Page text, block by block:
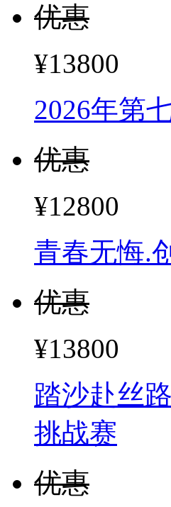
优惠
¥13800
2026年第
优惠
¥12800
青春无悔.
优惠
¥13800
踏沙赴丝
挑战赛
优惠